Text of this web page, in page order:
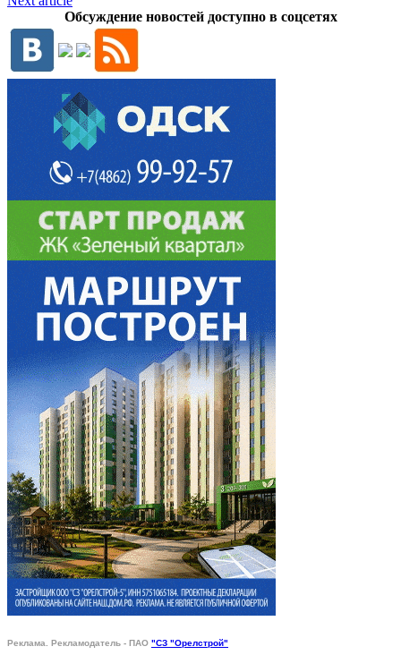
Обсуждение новостей доступно в соцсетях
Реклама. Рекламодатель - ПАО "СЗ "Орелстрой"